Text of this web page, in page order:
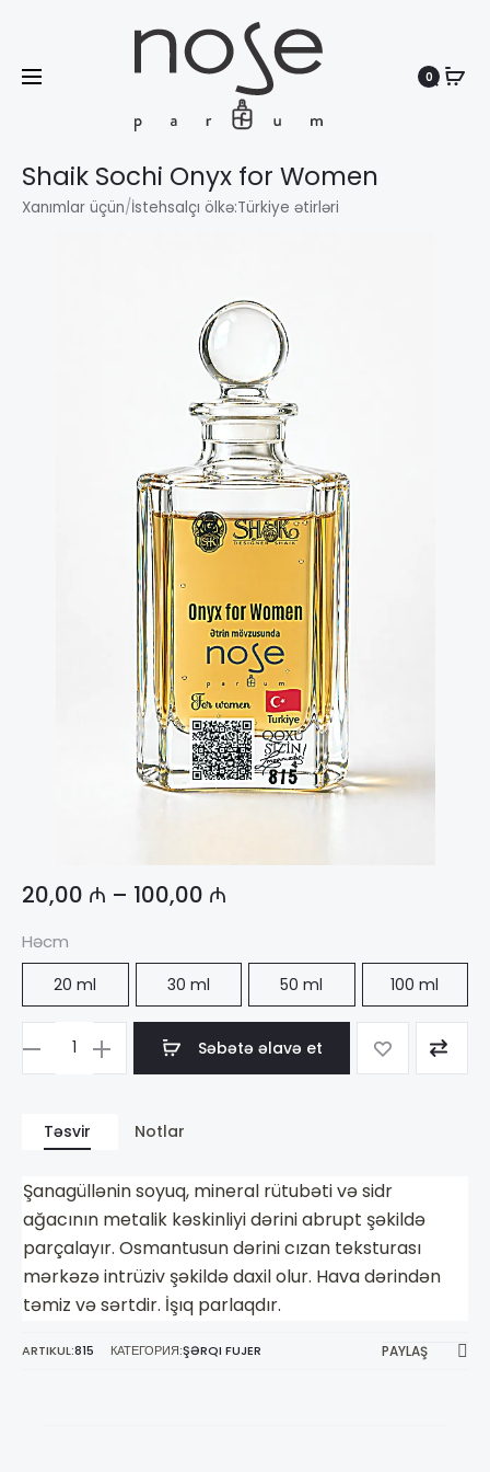
Search
0
Shaik Sochi Onyx for Women
Xanımlar üçün/İstehsalçı ölkə:Türkiye ətirləri
20,00 ₼ – 100,00 ₼
Həcm
20 ml 30 ml 50 ml 100 ml
Shaik
Sochi
Onyx
for
Women
Səbətə əlavə et
Təsvir Notlar
Şanagüllənin soyuq, mineral rütubəti və sidr
ağacının metalik kəskinliyi dərini abrupt şəkildə
parçalayır. Osmantusun dərini cızan teksturası
mərkəzə intrüziv şəkildə daxil olur. Hava dərindən
təmiz və sərtdir. İşıq parlaqdır.
ARTIKUL:815 КАТЕГОРИЯ:ŞƏRQI FUJER PAYLAŞ